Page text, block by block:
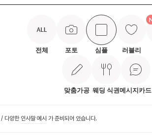
전체 포토 심플 러블리
맞춤가공 웨딩 식권메시지카드
/ 다양한 인사말 예시 가 준비되어 있습니다.